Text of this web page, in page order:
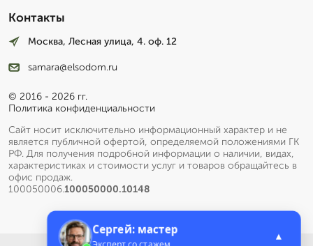
Контакты
Москва, Лесная улица, 4. оф. 12
samara@elsodom.ru
© 2016 - 2026 гг.
Политика конфиденциальности
Сайт носит исключительно информационный характер и не
является публичной офертой, определяемой положениями ГК
РФ. Для получения подробной информации о наличии, видах,
характеристиках и стоимости услуг и товаров обращайтесь в
офис продаж.
100050006.100050000.10148
Сергей: мастер ▲